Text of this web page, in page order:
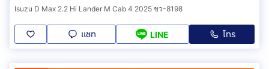
Isuzu D Max 2.2 Hi Lander M Cab 4 2025 ขว-8198
แชท LINE โทร